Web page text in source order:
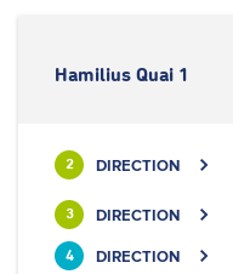
Hamilius Quai 1
2 DIRECTION
3 DIRECTION
4 DIRECTION